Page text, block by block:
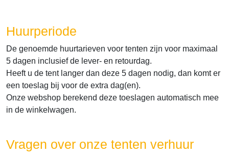
Huurperiode
De genoemde huurtarieven voor tenten zijn voor maximaal
5 dagen inclusief de lever- en retourdag.
Heeft u de tent langer dan deze 5 dagen nodig, dan komt er
een toeslag bij voor de extra dag(en).
Onze webshop berekend deze toeslagen automatisch mee
in de winkelwagen.
Vragen over onze tenten verhuur